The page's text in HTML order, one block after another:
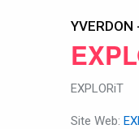
YVERDON
EXPLORiT
Site Web: